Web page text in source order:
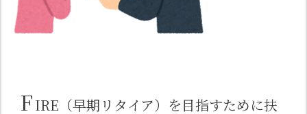
FIRE（早期リタイア）を目指すために扶